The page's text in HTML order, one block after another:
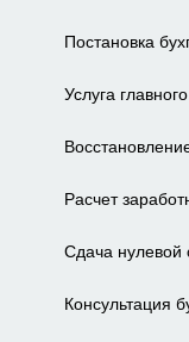
Постановка
Услуга
Расчет
Сдача нулевой
Консультация